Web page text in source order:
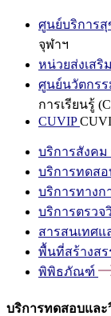
ศูนย์บริการ
จุฬาฯ
หน่วยส่งเส
ศูนย์นวัตกรร
การเรียนรู้
CUVIP
บริการสังคม
บริการทดส
บริการทางก
บริการตรว
สารสนเทศแ
พื้นที่สร้างสร
พิพิธภัณฑ์
บริการทดสอบและ